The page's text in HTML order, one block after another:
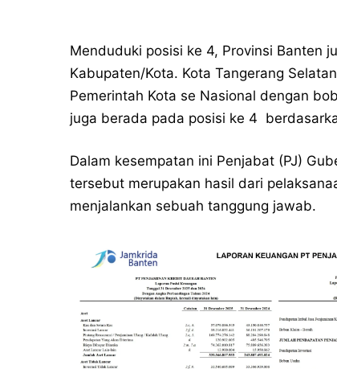
Menduduki posisi ke 4, Provinsi Banten
Kabupaten/Kota. Kota Tangerang
Pemerintah Kota se Nasional dengan
juga berada pada posisi ke 4
Dalam kesempatan ini Penjabat (PJ)
tersebut merupakan hasil dari
menjalankan sebuah tanggung jawab.